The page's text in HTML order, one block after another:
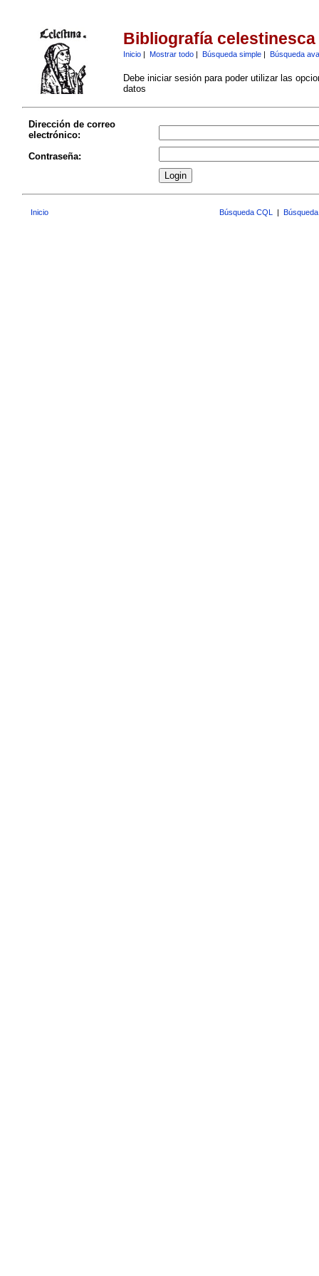
Bibliografía celestinesca
Inicio| Mostrar todo| Búsqueda simple| Búsqueda
Debe iniciar sesión para poder utilizar las
datos
Dirección de correo
electrónico:
Contraseña:
Inicio Búsqueda CQL |